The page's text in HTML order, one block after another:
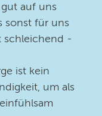
auf uns
sonst für uns
schleichend -
ist kein
um als